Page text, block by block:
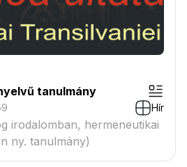
tanulmány
Hír
irodalomban, hermeneutikai
ny. tanulmány)